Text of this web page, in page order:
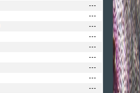
---
---
---
---
---
---
---
---
---